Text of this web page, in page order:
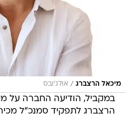
מיכאל הרצברג / אולג'ובס
במקביל, הודיעה החברה על
הרצברג לתפקיד סמנכ"ל